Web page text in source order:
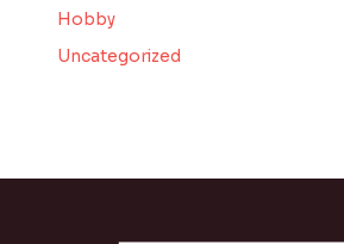
Hobby
Uncategorized